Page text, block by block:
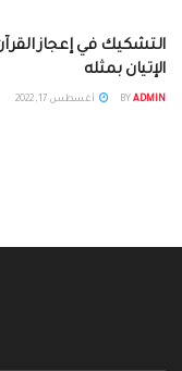
التشكيك في إعجاز
الإتيان بمثله
BY ADMIN أغسطس 17, 2022